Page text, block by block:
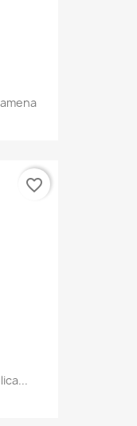
favorite_border